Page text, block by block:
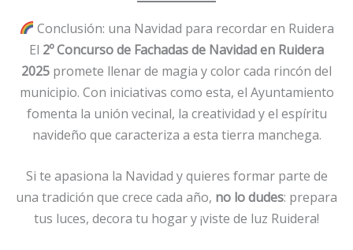
Conclusión: una Navidad para recordar en Ruidera
El 2º Concurso de Fachadas de Navidad en Ruidera
2025 promete llenar de magia y color cada rincón del
municipio. Con iniciativas como esta, el Ayuntamiento
fomenta la unión vecinal, la creatividad y el espíritu
navideño que caracteriza a esta tierra manchega.
Si te apasiona la Navidad y quieres formar parte de
una tradición que crece cada año, no lo dudes: prepara
tus luces, decora tu hogar y ¡viste de luz Ruidera!